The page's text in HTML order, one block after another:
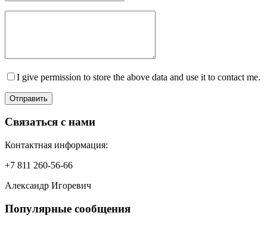
I give permission to store the above data and use it to contact me.
Отправить
Связаться с нами
Контактная информация:
+7 811 260-56-66
Александр Игоревич
Популярные сообщения